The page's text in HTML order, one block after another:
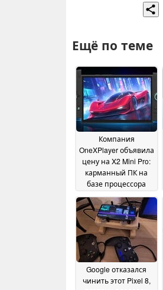
Ещё по теме
Компания
OneXPlayer объявила
цену на X2 Mini Pro:
карманный ПК на
базе процессора
поддержкой
OpenClaw будет
поставляться с
объемом
оперативной
памяти до 64 ГБ,
опциональной
системой
Google отказался
чинить этот Pixel 8,